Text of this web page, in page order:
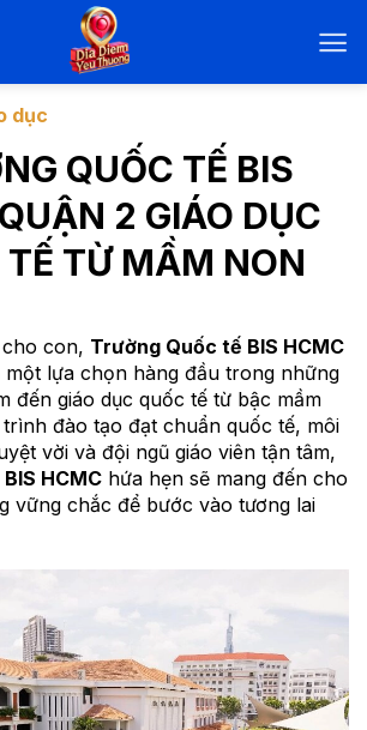
dục
QUỐC TẾ BIS
2 GIÁO DỤC
TẾ TỪ MẦM NON
con, Trường Quốc tế BIS HCMC
một lựa chọn hàng đầu trong những
đến giáo dục quốc tế từ bậc mầm
đào tạo đạt chuẩn quốc tế, môi
vời và đội ngũ giáo viên tận tâm,
HCMC hứa hẹn sẽ mang đến cho
vững chắc để bước vào tương lai